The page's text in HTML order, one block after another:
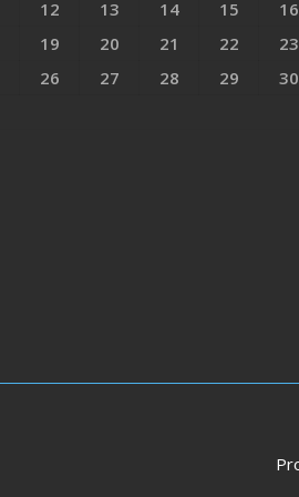
12 13 14 15
16
19 20 21 22
23
26 27 28 29
30